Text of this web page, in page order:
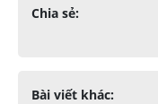
Chia sẻ:
Bài viết khác: